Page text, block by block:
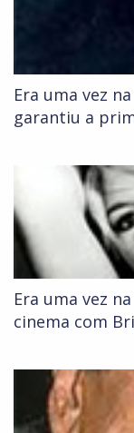
Era uma vez
garantiu a
Era uma vez
cinema com